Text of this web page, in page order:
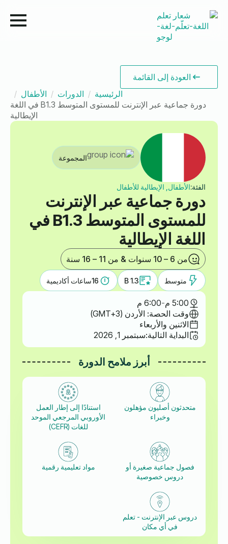
العودة إلى القائمة
الرئيسية
الدورات
الأطفال
دورة جماعية عبر الإنترنت للمستوى المتوسط B1.3 في اللغة
الإيطالية
المجموعة
الفئة:الأطفال, الإيطالية للأطفال
دورة جماعية عبر الإنترنت
للمستوى المتوسط B1.3 في
اللغة الإيطالية
من 6 – 10 سنوات & من 11 – 16 سنة
متوسط B 1.3
16ساعات أكاديمية
5:00 م -6:00 م
وقت الحصة: الأردن (GMT+3)
الاثنين والأربعاء
البداية التالية:سبتمبر 1, 2026
أبرز ملامح الدورة
متحدثون أصليون مؤهلون
وخبراء
استنادًا إلى إطار العمل
الأوروبي المرجعي الموحد
للغات (CEFR)
فصول جماعية صغيرة أو
دروس خصوصية
مواد تعليمية رقمية
دروس عبر الإنترنت - تعلم
في أي مكان